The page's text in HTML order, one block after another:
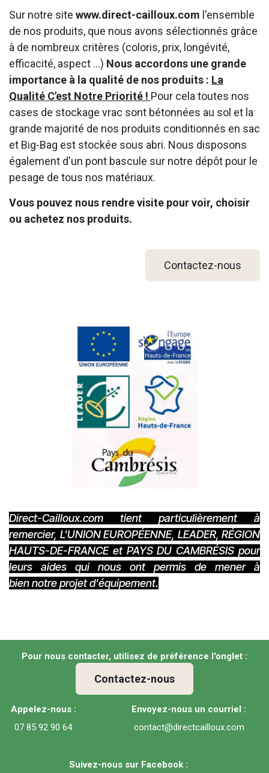
Sur notre site www.direct-cailloux.com l'ensemble
de nos produits, que nous avons sélectionnés grâce
à de nombreux critères (coloris, prix, longévité,
efficacité, aspect ...) Nous accordons une grande
importance à la qualité de nos produits : La
Qualité C'est Notre Priorité ! Pour cela toutes nos
cases de stockage vrac sont bétonnées au sol et la
grande majorité de nos produits conditionnés en sac
et Big-Bag est stockée sous abri. Nous disposons
également d'un pont bascule sur notre dépôt pour le
pesage de tous nos matériaux.
Vous pouvez nous rendre visite pour voir, choisir
ou achetez nos produits.
Contactez-nous
Direct-Cailloux.com tient particulièrement à
remercier, L'UNION EUROPÉENNE, LEADER, RÉGION
HAUTS-DE-FRANCE et PAYS DU CAMBRÉSIS pour
leurs aides qui nous ont permis de mener à
bien notre projet d'équipement.
Pour nous contacter, utilisez de préférence l'onglet :
Contactez-nous
Appelez-nous :
07 85 92 90 64
Envoyez-nous un courriel :
contact@directcailloux.com
Suivez-nous sur Facebook :